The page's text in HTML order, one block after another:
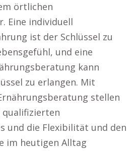
örtlichen
Eine individuell
ist der Schlüssel zu
und eine
kann
zu erlangen. Mit
stellen
qualifizierten
und die Flexibilität und den
im heutigen Alltag